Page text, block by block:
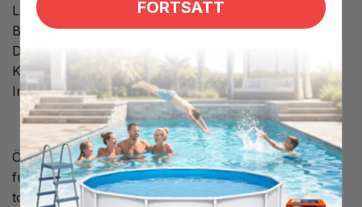
Längd: 185mm
Bredd: 115mm
Djup: 40mm
Kabellängd: 2m
Inbyggnadsmått:
Övrig information: Viktig information om spabadets
funktion kan ses på huvudskärmen. SpaTouch™ 3
touch-display för Balboa BP-system
FORTSÄTT